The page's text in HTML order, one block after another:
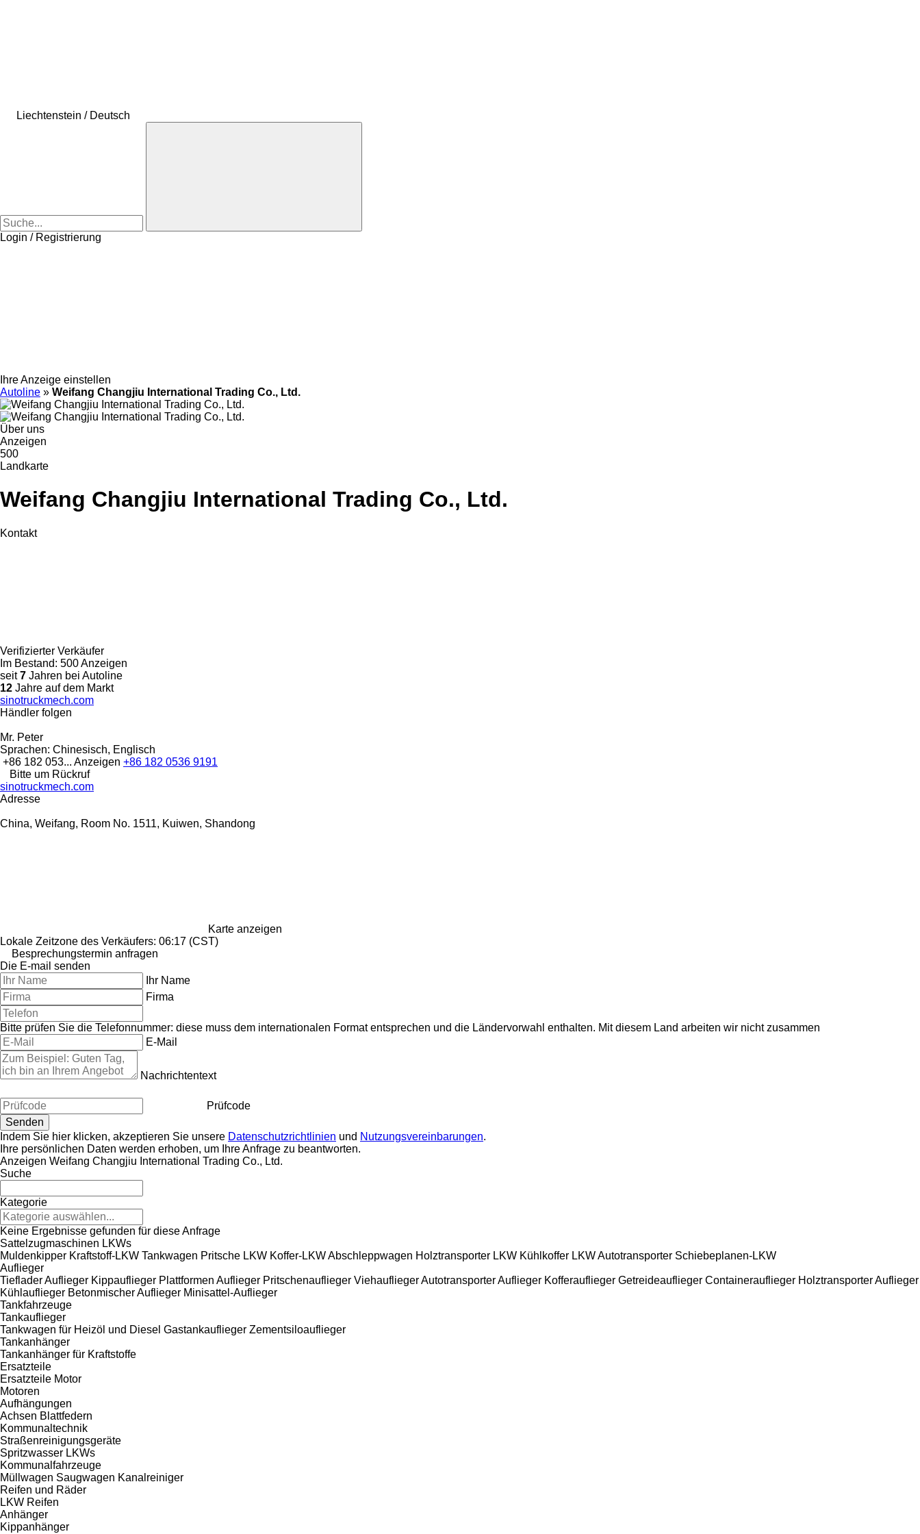
Liechtenstein / Deutsch
Login / Registrierung
Ihre Anzeige einstellen
Autoline » Weifang Changjiu International Trading Co., Ltd.
Über uns
Anzeigen
500
Landkarte
Weifang Changjiu International Trading Co., Ltd.
Kontakt
Verifizierter Verkäufer
Im Bestand: 500 Anzeigen
seit7 Jahren bei Autoline
12 Jahre auf dem Markt
sinotruckmech.com
Händler folgen
Mr. Peter
Sprachen: Chinesisch, Englisch
+86 182 053... Anzeigen +86 182 0536 9191
Bitte um Rückruf
sinotruckmech.com
Adresse
China, Weifang, Room No. 1511, Kuiwen, Shandong
Karte anzeigen
Lokale Zeitzone des Verkäufers: 06:17 (CST)
Besprechungstermin anfragen
Die E-mail senden
Ihr Name
Firma
Bitte prüfen Sie die Telefonnummer: diese muss dem internationalen Format entsprechen und die Ländervorwahl enthalten. Mit diesem Land arbeiten wir nicht zusammen
E-Mail
Nachrichtentext
Prüfcode
Indem Sie hier klicken, akzeptieren Sie unsere Datenschutzrichtlinien und Nutzungsvereinbarungen.
Ihre persönlichen Daten werden erhoben, um Ihre Anfrage zu beantworten.
Anzeigen Weifang Changjiu International Trading Co., Ltd.
Suche
Kategorie
Keine Ergebnisse gefunden für diese Anfrage
Sattelzugmaschinen LKWs
Muldenkipper Kraftstoff-LKW Tankwagen Pritsche LKW Koffer-LKWAbschleppwagen Holztransporter LKW Kühlkoffer LKWAutotransporter Schiebeplanen-LKW
Auflieger
Tieflader Auflieger Kippauflieger Plattformen Auflieger Pritschenauflieger ViehaufliegerAutotransporter Auflieger Kofferauflieger Getreideauflieger Containerauflieger Holztransporter Auflieger
Kühlauflieger Betonmischer Auflieger Minisattel-Auflieger
Tankfahrzeuge
Tankauflieger
Tankwagen für Heizöl und Diesel Gastankauflieger Zementsiloauflieger
Tankanhänger
Tankanhänger für Kraftstoffe
Ersatzteile
Ersatzteile Motor
Motoren
Aufhängungen
Achsen Blattfedern
Kommunaltechnik
Straßenreinigungsgeräte
Spritzwasser LKWs
Kommunalfahrzeuge
Müllwagen Saugwagen Kanalreiniger
Reifen und Räder
LKW Reifen
Anhänger
Kippanhänger